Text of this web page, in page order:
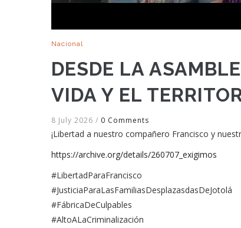
Nacional
DESDE LA
VIDA Y EL
8 July 2026 / 0 Comments
¡Libertad a nuestro compañero Francisco y
https://archive.org/details/260707_exigimos
#LibertadParaFrancisco
#JusticiaParaLasFamiliasDesplazasdasDeJotolá
#FábricaDeCulpables
#AltoALaCriminalización